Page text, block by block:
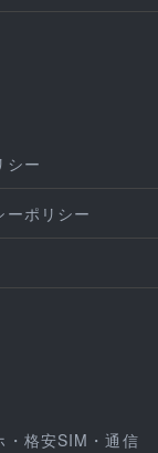
シー
ーポリシー
・格安SIM・通信